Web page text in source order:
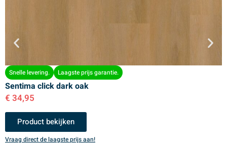
Snelle levering. Laagste prijs garantie.
Sentima click dark oak
€ 34,95
Product bekijken
Vraag direct de laagste prijs aan!